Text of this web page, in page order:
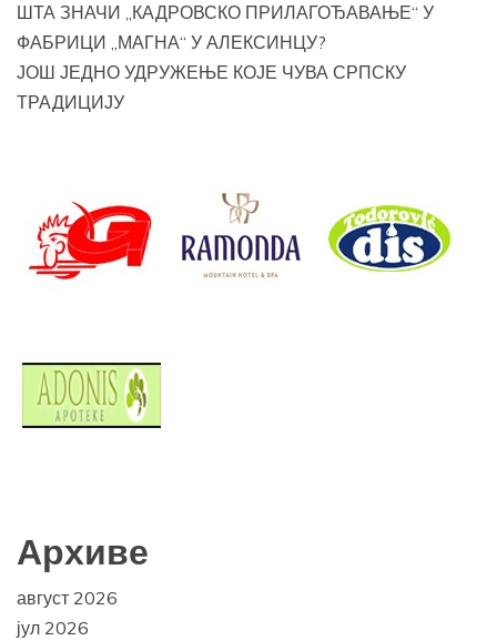
ШТА ЗНАЧИ „КАДРОВСКО ПРИЛАГОЂАВАЊЕ“ У
ФАБРИЦИ „МАГНА“ У АЛЕКСИНЦУ?
ЈОШ ЈЕДНО УДРУЖЕЊЕ КОЈЕ ЧУВА СРПСКУ
ТРАДИЦИЈУ
Архиве
август 2026
јул 2026